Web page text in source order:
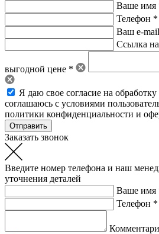
Ваше имя
Телефон *
Ваш e-mail
Ссылка
выгодной цене *
Я даю свое согласие на
соглашаюсь с условиями
политики конфиденциальности и
Заказать звонок
Введите номер телефона и наш
уточнения деталей
Ваше имя
Телефон *